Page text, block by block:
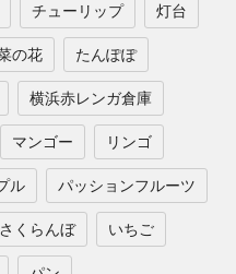
チューリップ 灯台
の花 たんぽぽ
横浜赤レンガ倉庫
マンゴー リンゴ
ル パッションフルーツ
さくらんぼ いちご